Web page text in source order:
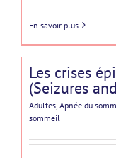
En savoir plus
Les crises
(Seizures
Adultes Apnée du
sommeil